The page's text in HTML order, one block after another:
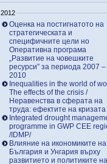
2012
Оценка на постигнатото на
стратегическата и
специфичните цели но
Оперативна програма
„Развитие на човешките
ресурси” за периода 2007 –
2010
Inequalities in the world of
The effects of the crisis /
Неравенства в сферата на
труда: ефектите на кризата
Integrated drought management
programme in GWP CEE
/IDMP/
Влияние на икономиките на
България и Унгария върху
развитието и политиките на